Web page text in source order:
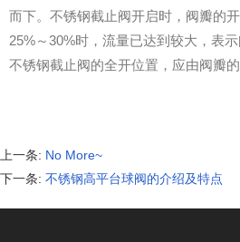
而下。不锈钢截止阀开启时，阀瓣的
25%～30%时，流量已达到较大，表
不锈钢截止阀的全开位置，应由阀瓣的
上一条: No More~
下一条: 不锈钢高平台球阀的介绍及特点